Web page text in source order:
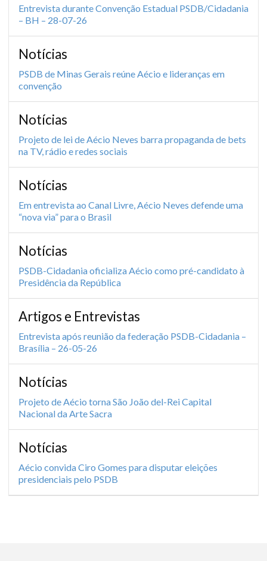
Entrevista durante Convenção Estadual PSDB/Cidadania
– BH – 28-07-26
Notícias
PSDB de Minas Gerais reúne Aécio e lideranças em
convenção
Notícias
Projeto de lei de Aécio Neves barra propaganda de bets
na TV, rádio e redes sociais
Notícias
Em entrevista ao Canal Livre, Aécio Neves defende uma
“nova via” para o Brasil
Notícias
PSDB-Cidadania oficializa Aécio como pré-candidato à
Presidência da República
Artigos e Entrevistas
Entrevista após reunião da federação PSDB-Cidadania –
Brasília – 26-05-26
Notícias
Projeto de Aécio torna São João del-Rei Capital
Nacional da Arte Sacra
Notícias
Aécio convida Ciro Gomes para disputar eleições
presidenciais pelo PSDB